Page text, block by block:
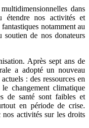
dans
étendre nos activités et
notamment au
de nos donateurs
Après sept ans de
a adopté un nouveau
: des ressources en
changement climatique
de santé sont faibles et
en période de crise.
nos activités sur les droits